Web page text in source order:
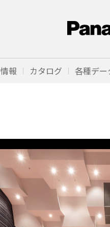
報 カタログ 各種デー